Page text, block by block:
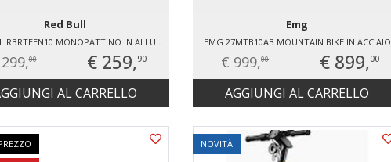
Red Bull
RED BULL RBRTEEN10 MONOPATTINO IN ALLUMINIO
00 € 259,90
AL CARRELLO
Emg
EMG 27MTB10AB MOUNTAIN BIKE IN ACCIAIO
€ 999,00 € 899,00
AGGIUNGI AL CARRELLO
NOVITÀ